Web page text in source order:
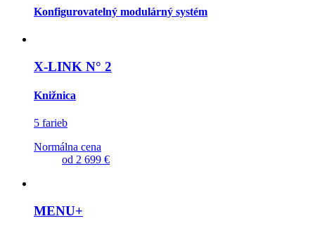
Konfigurovatelný modulárný systém
X-LINK N° 2
Knižnica
5 farieb
Normálna cena
od 2 699 €
MENU+